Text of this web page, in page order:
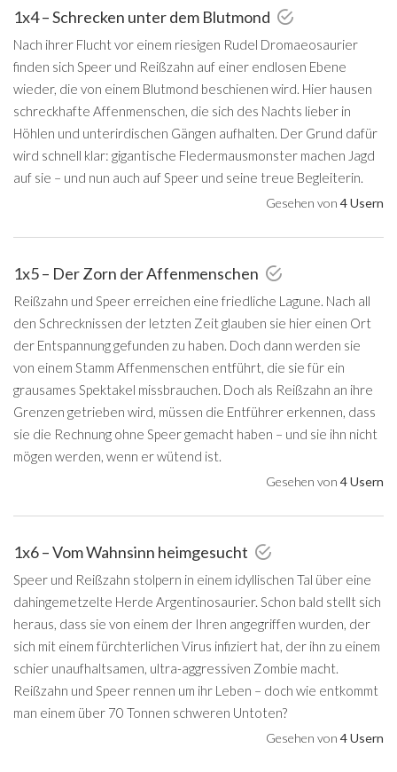
1x4 – Schrecken unter dem Blutmond
Nach ihrer Flucht vor einem riesigen Rudel Dromaeosaurier
finden sich Speer und Reißzahn auf einer endlosen Ebene
wieder, die von einem Blutmond beschienen wird. Hier hausen
schreckhafte Affenmenschen, die sich des Nachts lieber in
Höhlen und unterirdischen Gängen aufhalten. Der Grund dafür
wird schnell klar: gigantische Fledermausmonster machen Jagd
auf sie – und nun auch auf Speer und seine treue Begleiterin.
Gesehen von 4 Usern
1x5 – Der Zorn der Affenmenschen
Reißzahn und Speer erreichen eine friedliche Lagune. Nach all
den Schrecknissen der letzten Zeit glauben sie hier einen Ort
der Entspannung gefunden zu haben. Doch dann werden sie
von einem Stamm Affenmenschen entführt, die sie für ein
grausames Spektakel missbrauchen. Doch als Reißzahn an ihre
Grenzen getrieben wird, müssen die Entführer erkennen, dass
sie die Rechnung ohne Speer gemacht haben – und sie ihn nicht
mögen werden, wenn er wütend ist.
Gesehen von 4 Usern
1x6 – Vom Wahnsinn heimgesucht
Speer und Reißzahn stolpern in einem idyllischen Tal über eine
dahingemetzelte Herde Argentinosaurier. Schon bald stellt sich
heraus, dass sie von einem der Ihren angegriffen wurden, der
sich mit einem fürchterlichen Virus infiziert hat, der ihn zu einem
schier unaufhaltsamen, ultra-aggressiven Zombie macht.
Reißzahn und Speer rennen um ihr Leben – doch wie entkommt
man einem über 70 Tonnen schweren Untoten?
Gesehen von 4 Usern